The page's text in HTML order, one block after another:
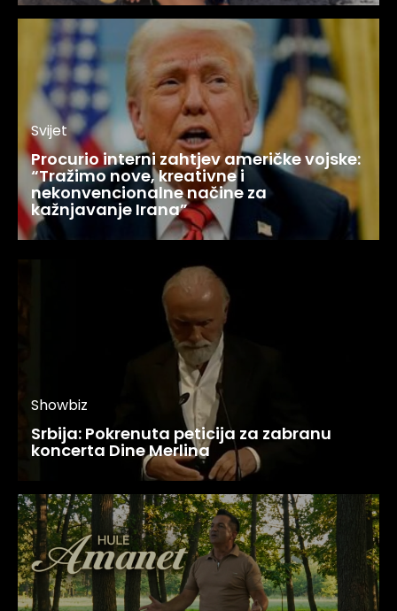
Svijet
Procurio interni zahtjev američke vojske:
“Tražimo nove, kreativne i
nekonvencionalne načine za
kažnjavanje Irana”
Showbiz
Srbija: Pokrenuta peticija za zabranu
koncerta Dine Merlina